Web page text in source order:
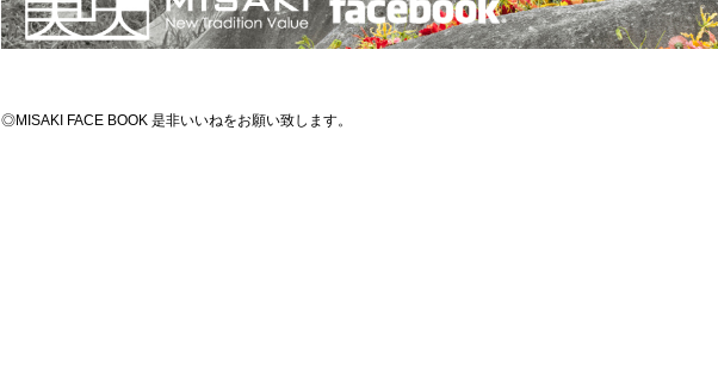
◎MISAKI FACE BOOK 是非いいねをお願い致します。